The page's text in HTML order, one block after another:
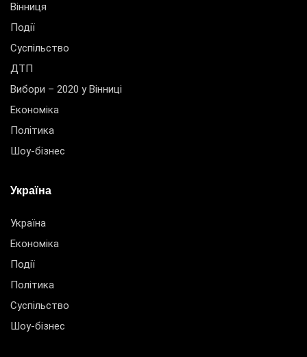
Вінниця
Події
Суспільство
ДТП
Вибори – 2020 у Вінниці
Економіка
Політика
Шоу-бізнес
Україна
Україна
Економіка
Події
Політика
Суспільство
Шоу-бізнес